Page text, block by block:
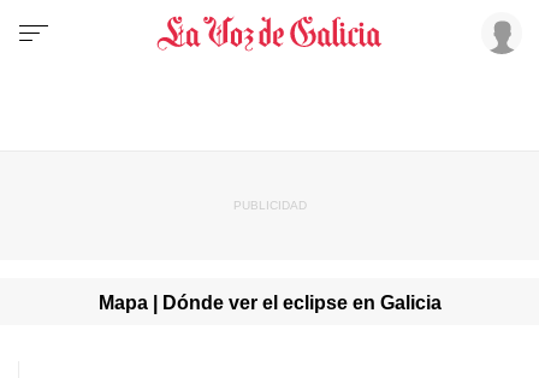
Mapa | Dónde ver el eclipse en Galicia